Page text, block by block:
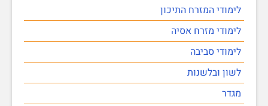
לימודי המזרח התיכון
לימודי מזרח אסיה
לימודי סביבה
לשון ובלשנות
מגדר